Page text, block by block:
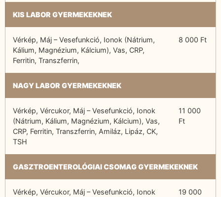
KIS LABOR GYERMEKEKNEK
Vérkép, Máj – Vesefunkció, Ionok (Nátrium,
Kálium, Magnézium, Kálcium), Vas, CRP,
Ferritin, Transzferrin,
8 000 Ft
NAGY LABOR GYERMEKEKNEK
Vérkép, Vércukor, Máj – Vesefunkció, Ionok
(Nátrium, Kálium, Magnézium, Kálcium), Vas,
CRP, Ferritin, Transzferrin, Amiláz, Lipáz, CK,
TSH
11 000
Ft
GASZTROENTEROLÓGIAI CSOMAG GYERMEKEKNEK
Vérkép, Vércukor, Máj – Vesefunkció, Ionok
19 000